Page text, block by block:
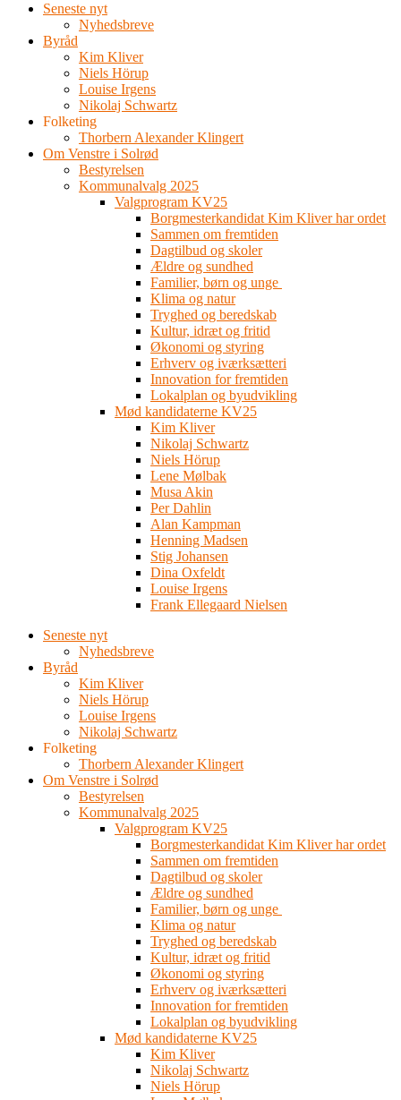
Seneste nyt
Nyhedsbreve
Byråd
Kim Kliver
Niels Hörup
Louise Irgens
Nikolaj Schwartz
Folketing
Thorbern Alexander Klingert
Om Venstre i Solrød
Bestyrelsen
Kommunalvalg 2025
Valgprogram KV25
Borgmesterkandidat Kim Kliver har ordet
Sammen om fremtiden
Dagtilbud og skoler
Ældre og sundhed
Familier, børn og unge
Klima og natur
Tryghed og beredskab
Kultur, idræt og fritid
Økonomi og styring
Erhverv og iværksætteri
Innovation for fremtiden
Lokalplan og byudvikling
Mød kandidaterne KV25
Kim Kliver
Nikolaj Schwartz
Niels Hörup
Lene Mølbak
Musa Akin
Per Dahlin
Alan Kampman
Henning Madsen
Stig Johansen
Dina Oxfeldt
Louise Irgens
Frank Ellegaard Nielsen
Seneste nyt
Nyhedsbreve
Byråd
Kim Kliver
Niels Hörup
Louise Irgens
Nikolaj Schwartz
Folketing
Thorbern Alexander Klingert
Om Venstre i Solrød
Bestyrelsen
Kommunalvalg 2025
Valgprogram KV25
Borgmesterkandidat Kim Kliver har ordet
Sammen om fremtiden
Dagtilbud og skoler
Ældre og sundhed
Familier, børn og unge
Klima og natur
Tryghed og beredskab
Kultur, idræt og fritid
Økonomi og styring
Erhverv og iværksætteri
Innovation for fremtiden
Lokalplan og byudvikling
Mød kandidaterne KV25
Kim Kliver
Nikolaj Schwartz
Niels Hörup